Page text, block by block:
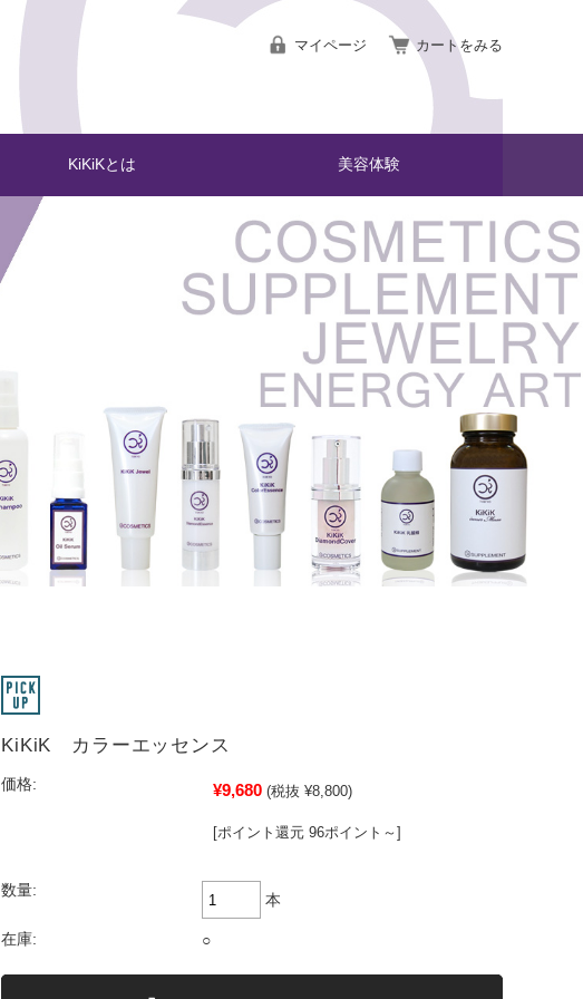
マイページ カートをみる
KiKiKとは 美容体験
KiKiK カラーエッセンス
価格: ¥9,680 (税抜 ¥8,800)
[ポイント還元 96ポイント～]
数量:
本
在庫: ○